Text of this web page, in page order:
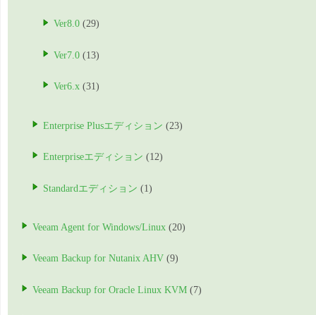
Ver8.0 (29)
Ver7.0 (13)
Ver6.x (31)
Enterprise Plusエディション (23)
Enterpriseエディション (12)
Standardエディション (1)
Veeam Agent for Windows/Linux (20)
Veeam Backup for Nutanix AHV (9)
Veeam Backup for Oracle Linux KVM (7)